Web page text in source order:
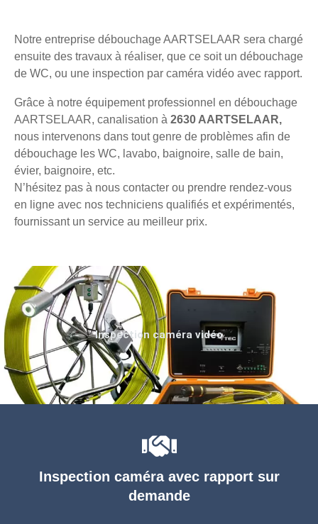
Notre entreprise débouchage AARTSELAAR sera chargé
ensuite des travaux à réaliser, que ce soit un débouchage
de WC, ou une inspection par caméra vidéo avec rapport.
Grâce à notre équipement professionnel en débouchage
AARTSELAAR, canalisation à 2630 AARTSELAAR,
nous intervenons dans tout genre de problèmes afin de
débouchage les WC, lavabo, baignoire, salle de bain,
évier, baignoire, etc.
N’hésitez pas à nous contacter ou prendre rendez-vous
en ligne avec nos techniciens qualifiés et expérimentés,
fournissant un service au meilleur prix.
Inspection caméra avec rapport sur
demande
Inspection caméra vidéo